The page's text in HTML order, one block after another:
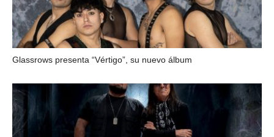
Glassrows presenta “Vértigo”, su nuevo álbum